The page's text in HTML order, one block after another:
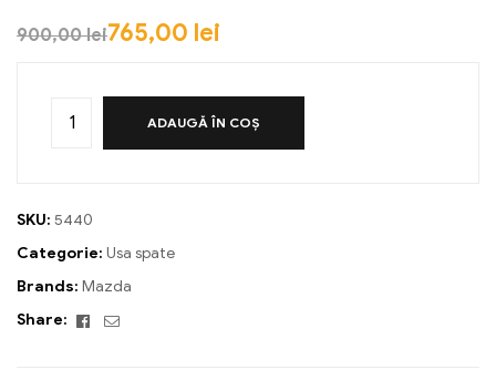
900,00lei765,00 lei
ADAUGĂ ÎN COȘ
SKU: 5440
Categorie: Usa spate
Brands: Mazda
Share:
Facebook
Email